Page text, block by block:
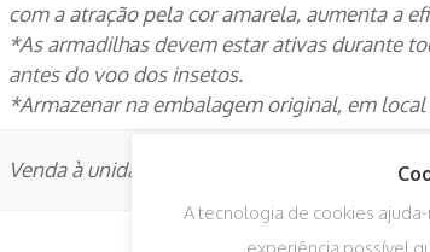
com a atração pela cor amarela, aumenta a
*As armadilhas devem estar ativas durante
antes do voo dos insetos.
*Armazenar na embalagem original, em
Venda à unidade
A tecnologia de cookies